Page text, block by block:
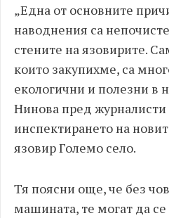
„Една от основните
наводнения са
стените на язовирите.
които закупихме, са
екологични и полезни в
Нинова пред
инспектирането на
язовир Големо село.
Тя поясни още, че без
машината, те могат да